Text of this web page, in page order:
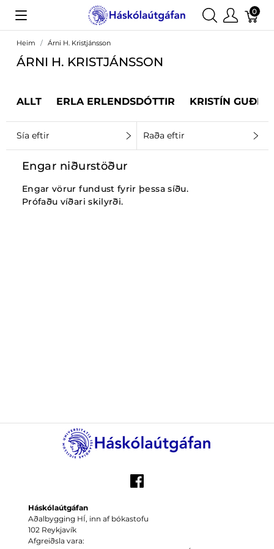
0
Heim Árni H. Kristjánsson
ÁRNI H. KRISTJÁNSSON
ALLT ERLA ERLENDSDÓTTIR KRISTÍN
Sía eftir Raða eftir
Engar niðurstöður
Engar vörur fundust fyrir þessa síðu.
Prófaðu víðari skilyrði.
Háskólaútgáfan
Aðalbygging HÍ, inn af bókastofu
102 Reykjavík
Afgreiðsla vara: